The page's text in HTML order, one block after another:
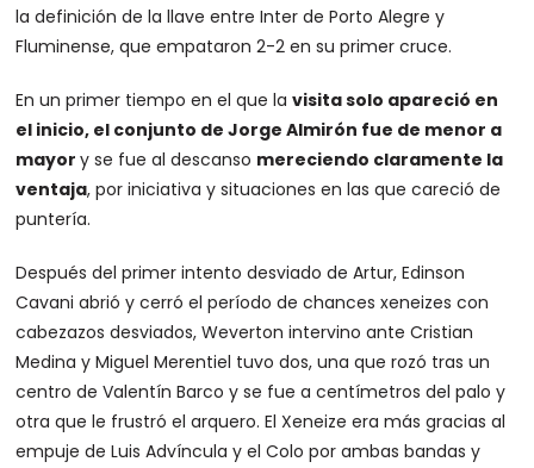
la definición de la llave entre Inter de Porto Alegre y
Fluminense, que empataron 2-2 en su primer cruce.
En un primer tiempo en el que lavisita solo apareció en
el inicio, el conjunto de Jorge Almirón fue de menor a
mayory se fue al descanso mereciendo claramente la
ventaja, por iniciativa y situaciones en las que careció de
puntería.
Después del primer intento desviado de Artur, Edinson
Cavani abrió y cerró el período de chances xeneizes con
cabezazos desviados, Weverton intervino ante Cristian
Medina y Miguel Merentiel tuvo dos, una que rozó tras un
centro de Valentín Barco y se fue a centímetros del palo y
otra que le frustró el arquero. El Xeneize era más gracias al
empuje de Luis Advíncula y el Colo por ambas bandas y